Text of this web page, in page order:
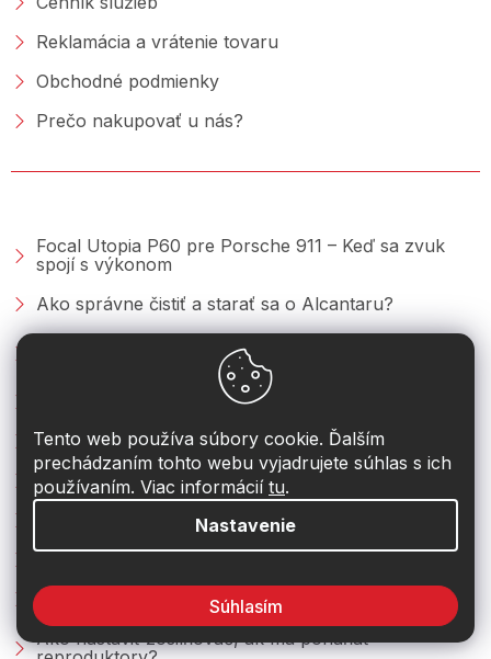
Tento web používa súbory cookie. Ďalším
prechádzaním tohto webu vyjadrujete súhlas s ich
používaním. Viac informácií tu.
Nastavenie
Súhlasím
Reklamácia a vrátenie tovaru
Obchodné podmienky
Prečo nakupovať u nás?
Focal Utopia P60 pre Porsche 911 – Keď sa zvuk
spojí s výkonom
Ako správne čistiť a starať sa o Alcantaru?
Keramická ochrana na vonkajšie plasty – o čo ide a
1 to 1 Channel Routing Option
Virtual Channel Processing
Audiotec Fischer ponúka riešenie – Brax MX4 Pro
DiSAC – Digital Signal Analog Controlled
ATM – Automatic Time Measurement
Čo všetko prevádza ISO redukcia a ISO konektory?
Ako nastaviť zosilňovač, ak má poháňať